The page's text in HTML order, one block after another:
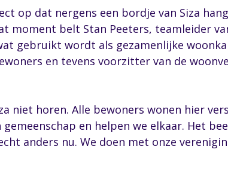
op dat nergens een bordje van Siza
belt Stan Peeters, teamleider
gebruikt wordt als gezamenlijke
en tevens voorzitter van de
niet horen. Alle bewoners wonen hier
gemeenschap en helpen we elkaar. Het
anders nu. We doen met onze